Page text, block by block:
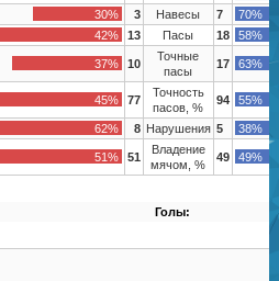
30%
3 Навесы 7
70%
42%
13 Пасы 18 58%
37% 10
Точные
пасы
17 63%
45% 77
Точность
пасов, %
94 55%
62% 8 Нарушения 5 38%
51% 51
Владение
мячом, %
49 49%
Голы: